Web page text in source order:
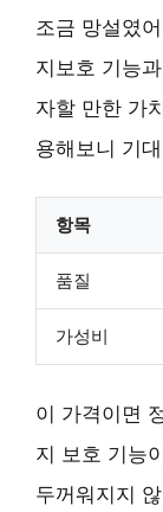
조금 망설였
지보호 기능
자할 만한 가
용해보니 기
항목
품질
가성비
이 가격이면
지 보호 기능
두꺼워지지